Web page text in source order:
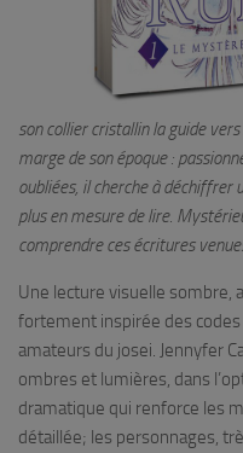
son collier cristallin la guide
marge de son époque :
oubliées, il cherche à déchiffrer
plus en mesure de lire.
comprendre ces écritures
Une lecture visuelle sombre,
fortement inspirée des codes
amateurs du josei. Jennyfer
ombres et lumières, dans
dramatique qui renforce les
détaillée; les personnages,